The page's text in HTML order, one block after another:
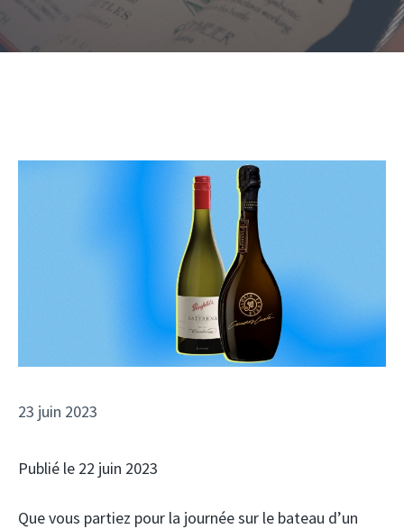
23 juin 2023
Publié le 22 juin 2023
Que vous partiez pour la journée sur le bateau d’un